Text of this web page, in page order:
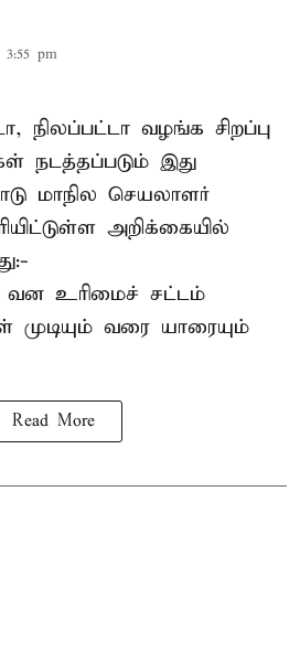
3:55 pm
நிலப்பட்டா வழங்க சிறப்பு
நடத்தப்படும் இது
மாநில செயலாளர்
அறிக்கையில்
வன உரிமைச் சட்டம்
வரை யாரையும்
Read More